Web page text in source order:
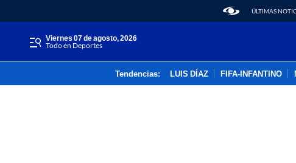
ÚLTIMAS
viernes 07 de agosto, 2026
Todo en Deportes
Tendencias: LUIS DÍAZ FIFA-INFANTINO